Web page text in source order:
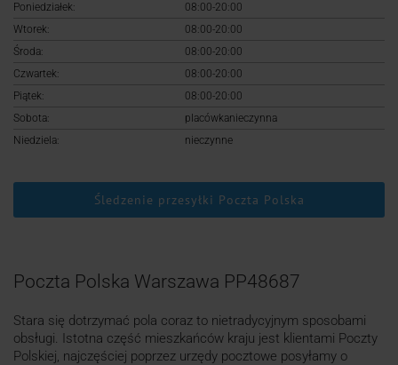
Poniedziałek:
08:00-20:00
Wtorek:
08:00-20:00
Środa:
08:00-20:00
Czwartek:
08:00-20:00
Piątek:
08:00-20:00
Sobota:
placówkanieczynna
Niedziela:
nieczynne
Śledzenie przesyłki Poczta Polska
Poczta Polska Warszawa PP48687
Stara się dotrzymać pola coraz to nietradycyjnym sposobami
obsługi. Istotna część mieszkańców kraju jest klientami Poczty
Polskiej, najczęściej poprzez urzędy pocztowe posyłamy o